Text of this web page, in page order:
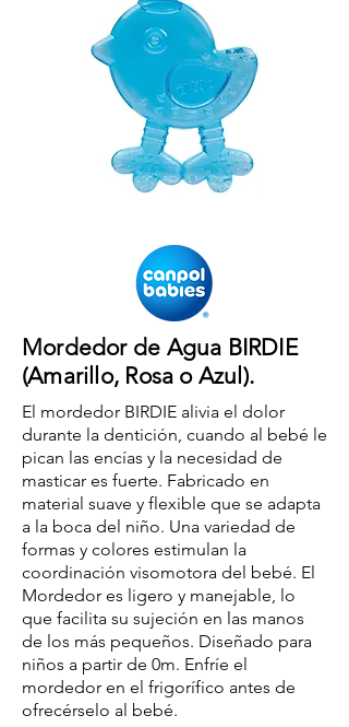
Mordedor de Agua BIRDIE
(Amarillo, Rosa o Azul).
El mordedor BIRDIE alivia el dolor
durante la dentición, cuando al bebé le
pican las encías y la necesidad de
masticar es fuerte. Fabricado en
material suave y flexible que se adapta
a la boca del niño. Una variedad de
formas y colores estimulan la
coordinación visomotora del bebé. El
Mordedor es ligero y manejable, lo
que facilita su sujeción en las manos
de los más pequeños. Diseñado para
niños a partir de 0m. Enfríe el
mordedor en el frigorífico antes de
ofrecérselo al bebé.